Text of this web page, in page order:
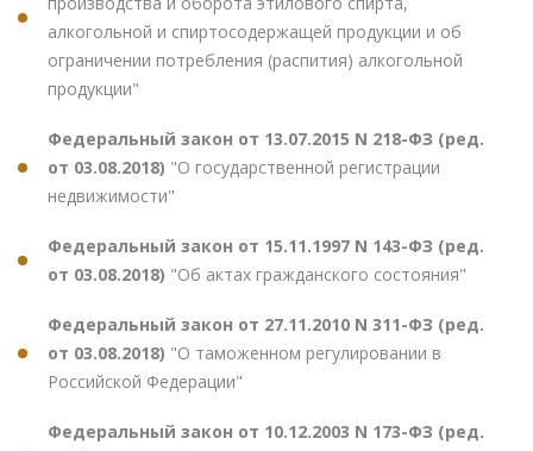
алкогольной и спиртосодержащей продукции и об
ограничении потребления (распития) алкогольной
продукции"
Федеральный закон от 13.07.2015 N 218-ФЗ (ред.
от 03.08.2018) "О государственной регистрации
недвижимости"
Федеральный закон от 15.11.1997 N 143-ФЗ (ред.
от 03.08.2018) "Об актах гражданского состояния"
Федеральный закон от 27.11.2010 N 311-ФЗ (ред.
от 03.08.2018) "О таможенном регулировании в
Российской Федерации"
Федеральный закон от 10.12.2003 N 173-ФЗ (ред.